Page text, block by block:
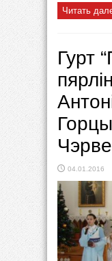
Читать
Гурт
Горцы
04.01.2016